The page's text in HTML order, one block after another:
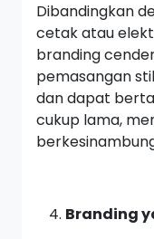
Dibandingkan
cetak atau
branding
pemasangan
dan dapat
cukup lama,
Branding